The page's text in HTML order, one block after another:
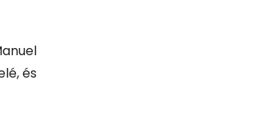
és